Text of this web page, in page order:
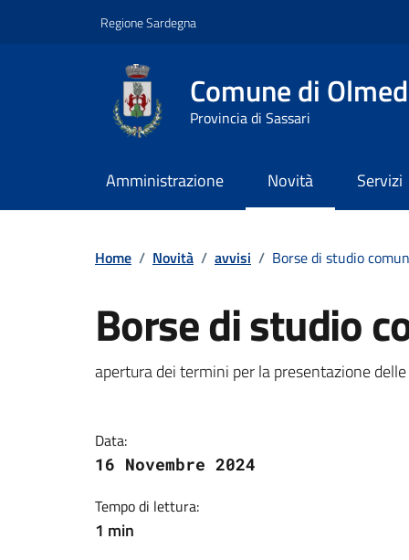
Regione Sardegna
Comune di
Provincia di Sassari
Amministrazione Novità Servizi
Home / Novità / avvisi / Borse di studio
Borse di studio
Dettagli della
apertura dei termini per la presentazione
Data:
16 Novembre 2024
Tempo di lettura:
1 min